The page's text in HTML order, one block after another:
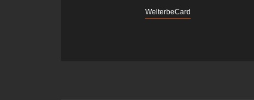
WelterbeCard